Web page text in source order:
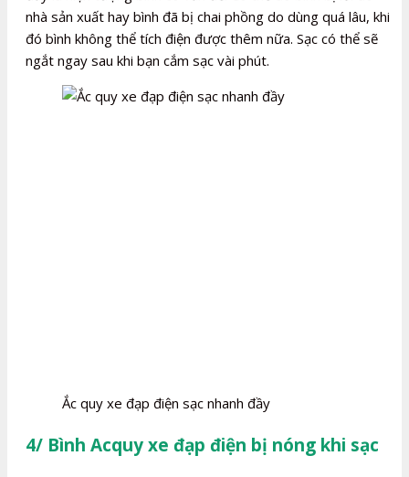
nhà sản xuất hay bình đã bị chai phồng do dùng quá lâu, khi
đó bình không thể tích điện được thêm nữa. Sạc có thể sẽ
ngắt ngay sau khi bạn cắm sạc vài phút.
Ắc quy xe đạp điện sạc nhanh đầy
4/ Bình Acquy xe đạp điện bị nóng khi sạc